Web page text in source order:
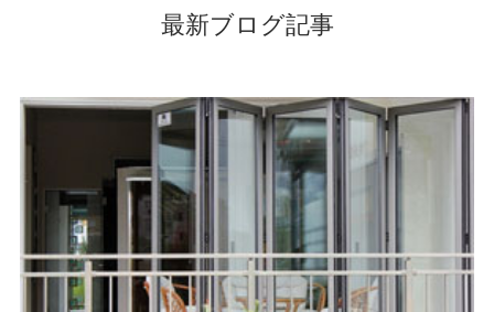
最新ブログ記事